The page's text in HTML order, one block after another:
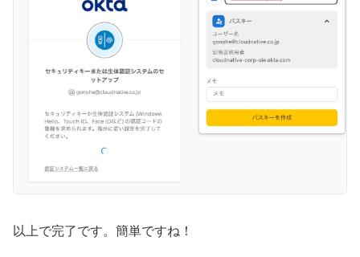
以上で完了です。簡単ですね！